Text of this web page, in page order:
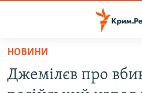
Перейти
основного
ВОДА.КРИМ
НОВИНИ
Джемілєв про